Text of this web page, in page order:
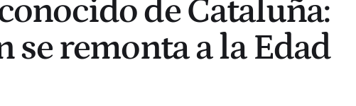
de Cataluña:
se remonta a la Edad